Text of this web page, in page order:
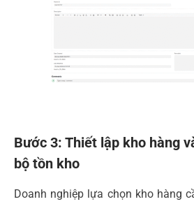
Bước 3: Thiết lập kho hàng
bộ tồn kho
Doanh nghiệp lựa chọn kho hàng